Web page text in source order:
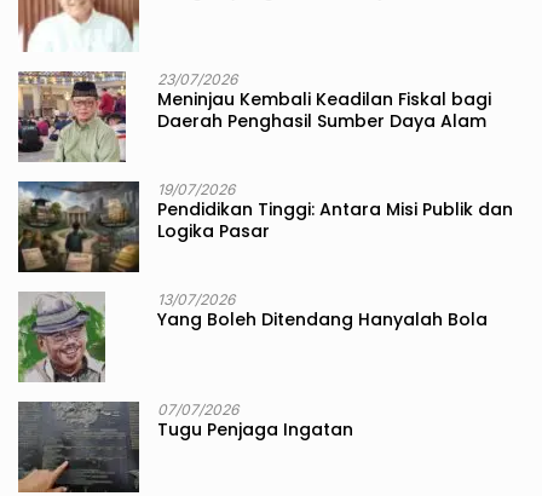
23/07/2026
Meninjau Kembali Keadilan Fiskal bagi
Daerah Penghasil Sumber Daya Alam
19/07/2026
Pendidikan Tinggi: Antara Misi Publik dan
Logika Pasar
13/07/2026
Yang Boleh Ditendang Hanyalah Bola
07/07/2026
Tugu Penjaga Ingatan